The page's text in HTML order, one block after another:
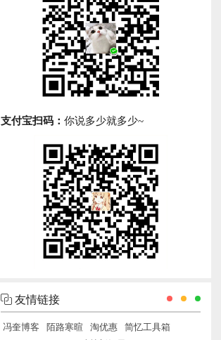
支付宝扫码： 你说多少就多少~
友情链接
冯奎博客 陌路寒暄 淘优惠
简忆工具箱